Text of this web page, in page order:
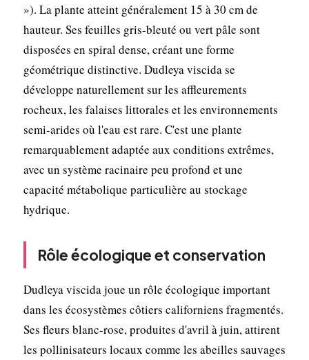
»). La plante atteint généralement 15 à 30 cm de
hauteur. Ses feuilles gris-bleuté ou vert pâle sont
disposées en spiral dense, créant une forme
géométrique distinctive. Dudleya viscida se
développe naturellement sur les affleurements
rocheux, les falaises littorales et les environnements
semi-arides où l'eau est rare. C'est une plante
remarquablement adaptée aux conditions extrêmes,
avec un système racinaire peu profond et une
capacité métabolique particulière au stockage
hydrique.
Rôle écologique et conservation
Dudleya viscida joue un rôle écologique important
dans les écosystèmes côtiers californiens fragmentés.
Ses fleurs blanc-rose, produites d'avril à juin, attirent
les pollinisateurs locaux comme les abeilles sauvages